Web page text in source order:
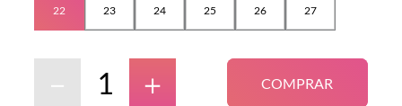
22 23 24 25 26 27
＋
－ COMPRAR